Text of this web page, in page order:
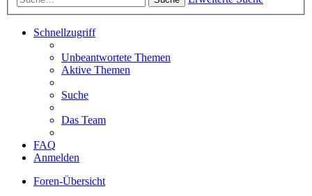
Schnellzugriff
Unbeantwortete Themen
Aktive Themen
Suche
Das Team
FAQ
Anmelden
Foren-Übersicht